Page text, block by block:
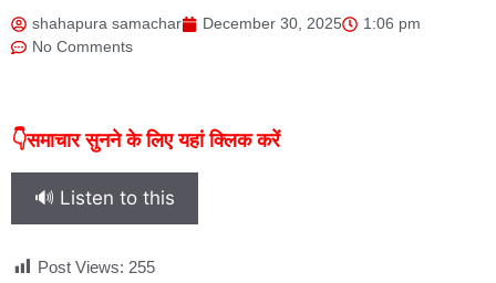
shahapura samachar December 30, 2025
1:06 pm
No Comments
👇समाचार सुनने के लिए यहां क्लिक करें
🔊 Listen to this
Post Views: 255